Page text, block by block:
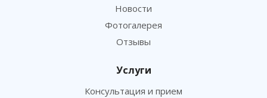
Новости
Фотогалерея
Отзывы
Услуги
Консультация и прием